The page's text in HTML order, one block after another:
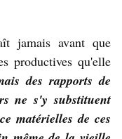
jamais avant que
productives qu'elle
des rapports de
ne s'y substituent
matérielles de ces